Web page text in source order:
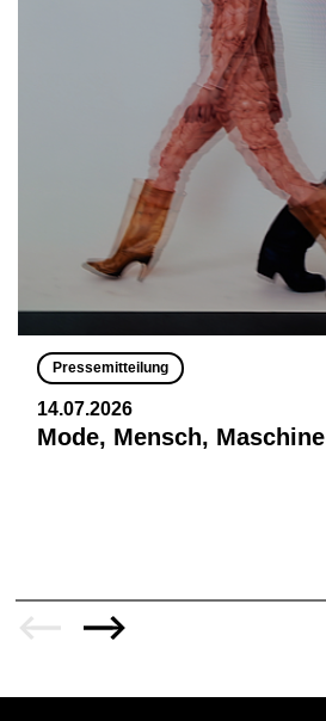
Pressemitteilung
14.07.2026
Mode, Mensch, Maschine